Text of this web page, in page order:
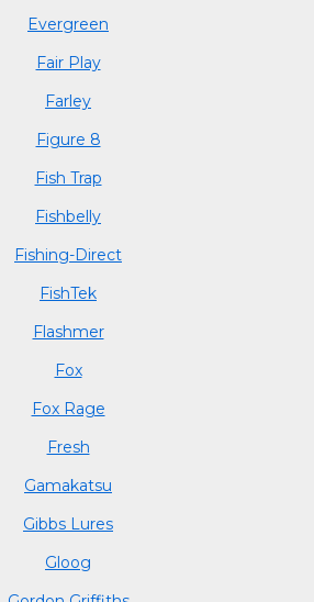
Evergreen
Fair Play
Farley
Figure 8
Fish Trap
Fishbelly
Fishing-Direct
FishTek
Flashmer
Fox
Fox Rage
Fresh
Gamakatsu
Gibbs Lures
Gloog